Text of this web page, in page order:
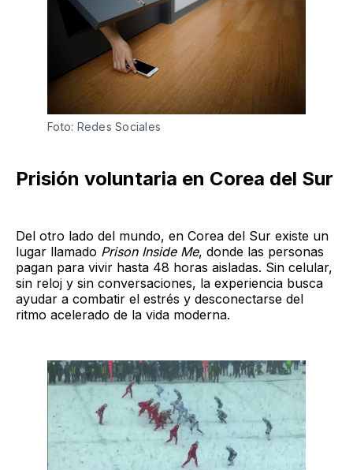
Foto: Redes Sociales
Prisión voluntaria en Corea del Sur
Del otro lado del mundo, en Corea del Sur existe un
lugar llamado Prison Inside Me, donde las personas
pagan para vivir hasta 48 horas aisladas. Sin celular,
sin reloj y sin conversaciones, la experiencia busca
ayudar a combatir el estrés y desconectarse del
ritmo acelerado de la vida moderna.